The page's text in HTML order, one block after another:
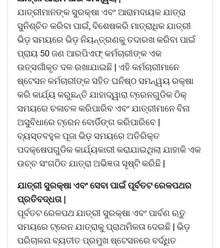
ଯାତ୍ରୀମାନଙ୍କ ସୁରକ୍ଷା ଏବଂ ଆରାମଦାୟକ ଯାତ୍ରା
ସୁନିଶ୍ଚିତ କରିବା ପାଇଁ, ବିଶେଷକରି ମାତ୍ରାଧିକ ଯାତ୍ରୀ
ଭିଡ଼ ସମୟରେ ଭିଡ଼ ନିୟନ୍ତ୍ରଣକୁ ତଦାରଖ କରିବା ପାଇଁ
ପ୍ରାୟ 50 ଜଣ ଆରପିଏଫ୍ କର୍ମଚାରୀଙ୍କ ଏକ
ଉତ୍ସର୍ଗୀକୃତ ଦଳ ରଖାଯାଇଛି | ଏହି କର୍ମଚାରୀମାନେ
ଷ୍ଟେସନ କର୍ମଚାରୀଙ୍କ ସହିତ ଘନିଷ୍ଠ ସମନ୍ୱୟ ରକ୍ଷା
କରି କାର୍ଯ୍ୟ କରୁଛନ୍ତି ଯାହାଦ୍ୱାରା ଟ୍ରେନଗୁଡିକ ଠିକ୍
ସମୟରେ ଚଳାଚଳ କରିପାରିବ ଏବଂ ଯାତ୍ରୀମାନେ ବିନା
ଅସୁବିଧାରେ ଟ୍ରେନ ବୋର୍ଡିଙ୍ଗ କରିପାରିବେ |
ବ୍ୟସ୍ତବହୁଳ ପୂଜା ଭିଡ଼ ସମୟରେ ଅତିରିକ୍ତ
ପଦକ୍ଷେପଗୁଡିକ କାର୍ଯ୍ୟକାରୀ କରାଯାଇଥିଲା ଯାହାକି ଏକ
ଉଚ୍ଚ ସଂଗଠିତ ଯାତ୍ରା ଅଭିଜ୍ଞତା ସୃଷ୍ଟି କରିଛି |
ଯାତ୍ରୀ ସୁରକ୍ଷା ଏବଂ ସେବା ପାଇଁ ପୂର୍ବତଟ ରେଳପଥର
ପ୍ରତିବଦ୍ଧତା |
ପୂର୍ବତଟ ରେଳପଥ ଯାତ୍ରୀ ସୁରକ୍ଷା ଏବଂ ପାର୍ବଣ ଋତୁ
ସମୟରେ ଟ୍ରେନ ଯାତ୍ରାକୁ ପ୍ରାଥମିକତା ଦେଇଛି | ଭିଡ଼
ପରିଚାଳନା ବ୍ୟତୀତ ପ୍ରମୁଖ ଷ୍ଟେସନରେ ବର୍ଦ୍ଧିତ